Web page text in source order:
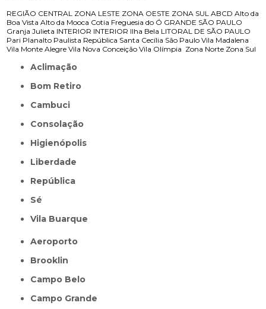
REGIÃO CENTRAL ZONA LESTE ZONA OESTE ZONA SUL ABCD Alto da
Boa Vista Alto da Mooca Cotia Freguesia do Ó GRANDE SÃO PAULO
Granja Julieta INTERIOR INTERIOR Ilha Bela LITORAL DE SÃO PAULO
Pari Planalto Paulista República Santa Cecília São Paulo Vila Madalena
Vila Monte Alegre Vila Nova Conceição Vila Olímpia Zona Norte Zona Sul
Aclimação
Bom Retiro
Cambuci
Consolação
Higienópolis
Liberdade
República
Sé
Vila Buarque
Aeroporto
Brooklin
Campo Belo
Campo Grande